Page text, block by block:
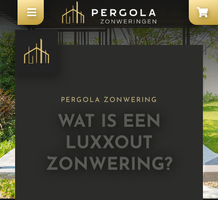
PERGOLA ZONWERING
WAT IS EEN
LUXXOUT
ZONWERING?